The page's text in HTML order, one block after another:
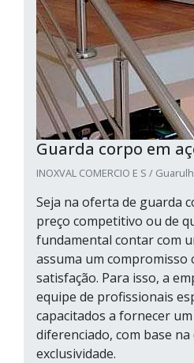
Guarda corpo em
INOXVAL COMERCIO E S /
Seja na oferta de guarda
preço competitivo ou de
fundamental contar com
assuma um compromisso
satisfação. Para isso, a
equipe de profissionais
capacitados a fornecer
diferenciado, com base
exclusividade.